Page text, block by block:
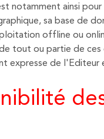
notamment ainsi pour
sa base de
offline ou
tout ou partie de ces
expresse de l'Editeur